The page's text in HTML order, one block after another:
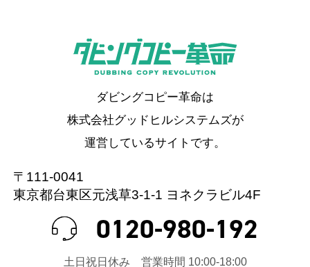
ダビングコピー革命は
株式会社グッドヒルシステムズが
運営しているサイトです。
〒111-0041
東京都台東区元浅草3-1-1 ヨネクラビル4F
0120-980-192
⼟⽇祝⽇休み 営業時間 10:00-18:00